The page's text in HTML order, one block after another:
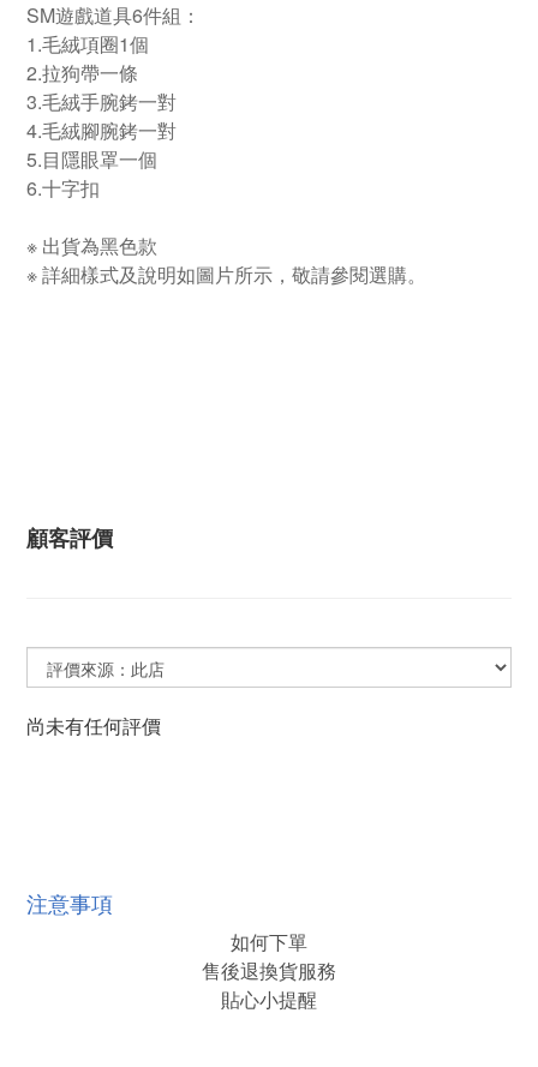
SM遊戲道具6件組：
1.毛絨項圈1個
2.拉狗帶一條
3.毛絨手腕銬一對
4.毛絨腳腕銬一對
5.目隱眼罩一個
6.十字扣
※ 出貨為黑色款
※ 詳細樣式及說明如圖片所示，敬請參閱選購。
顧客評價
尚未有任何評價
注意事項
如何下單
售後退換貨服務
貼心小提醒